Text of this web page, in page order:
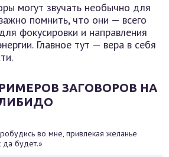
могут звучать необычно для
помнить, что они — всего
фокусировки и направления
Главное тут — вера в себя
ЗАГОВОРОВ НА
во мне, привлекая желанье
да будет.»